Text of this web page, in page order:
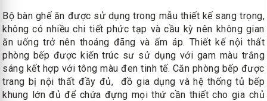
Bộ bàn ghế ăn được sử dụng trong mẫu thiết kế sang trọng,
không có nhiều chi tiết phức tạp và cầu kỳ nên không gian
ăn uống trở nên thoáng đãng và ấm áp. Thiết kế nội thất
phòng bếp được kiến trúc sư sử dụng với gam màu trắng
sáng kết hợp với tông màu đen tinh tế. Căn phòng bếp được
trang bị nội thất đầy đủ, đồ gia dụng và hệ thống tủ bếp
khung lớn đủ để chứa đựng mọi thứ cần thiết cho gia chủ